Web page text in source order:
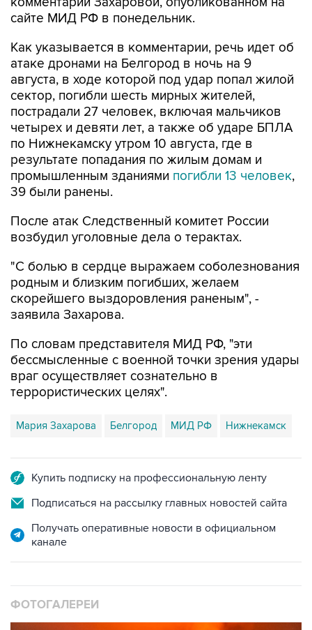
сайте МИД РФ в понедельник.
Как указывается в комментарии, речь идет об
атаке дронами на Белгород в ночь на 9
августа, в ходе которой под удар попал жилой
сектор, погибли шесть мирных жителей,
пострадали 27 человек, включая мальчиков
четырех и девяти лет, а также об ударе БПЛА
по Нижнекамску утром 10 августа, где в
результате попадания по жилым домам и
промышленным зданиями погибли 13 человек,
39 были ранены.
После атак Следственный комитет России
возбудил уголовные дела о терактах.
"С болью в сердце выражаем соболезнования
родным и близким погибших, желаем
скорейшего выздоровления раненым", -
заявила Захарова.
По словам представителя МИД РФ, "эти
бессмысленные с военной точки зрения удары
враг осуществляет сознательно в
террористических целях".
Мария Захарова Белгород МИД РФ Нижнекамск
Купить подписку на профессиональную ленту
Подписаться на рассылку главных новостей сайта
Получать оперативные новости в официальном
канале
ФОТОГАЛЕРЕИ